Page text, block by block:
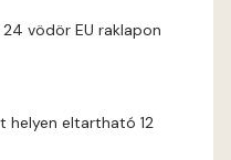
B
vödör EU raklapon
helyen eltartható 12